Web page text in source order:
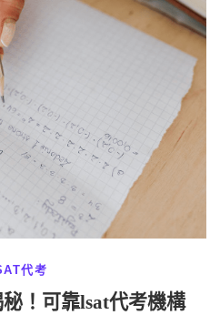
代考
！可靠lsat代考機構